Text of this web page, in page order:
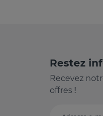
Restez
Recevez
offres !